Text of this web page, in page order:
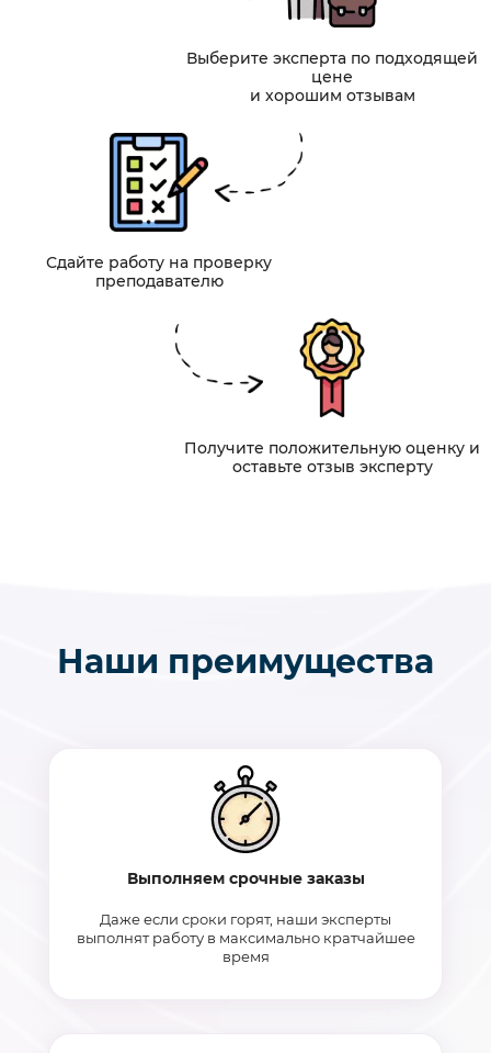
Выберите эксперта по подходящей
цене
и хорошим отзывам
Сдайте работу на проверку
преподавателю
Получите положительную оценку и
оставьте отзыв эксперту
Наши преимущества
Выполняем срочные заказы
Даже если сроки горят, наши эксперты
выполнят работу в максимально кратчайшее
время